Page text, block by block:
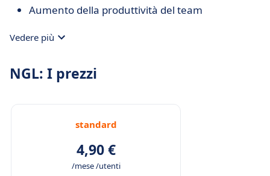
Aumento della produttività del team
Vedere più
NGL: I prezzi
standard
4,90 €
/mese /utenti